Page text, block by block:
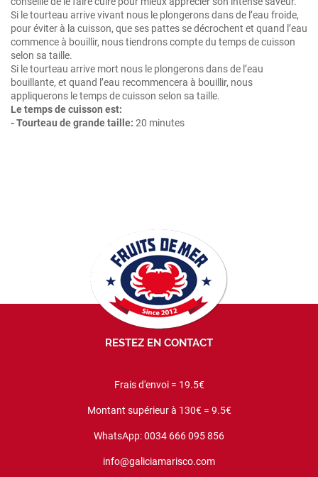
Si le tourteau arrive vivant nous le plongerons dans de l’eau froide,
pour éviter à la cuisson, que ses pattes se décrochent et quand l’eau
commence à bouillir, nous tiendrons compte du temps de cuisson
selon sa taille.
Si le tourteau arrive mort nous le plongerons dans de l’eau
bouillante, et quand l’eau recommencera à bouillir, nous
appliquerons le temps de cuisson selon sa taille.
Le temps de cuisson est:
- Tourteau de grande taille: 20 minutes
RESTEZ EN CONTACT
Frais d'envoi = 19.5€
Montant supérieur à 130€ = 9.5€
WhatsApp: 0034 666 095 856
info@galiciamarisco.com